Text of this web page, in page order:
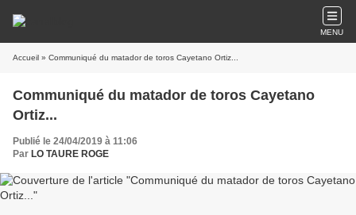
MENU
Accueil » Communiqué du matador de toros Cayetano Ortiz...
Communiqué du matador de toros Cayetano
Ortiz...
Publié le 24/04/2019 à 11:06
Par LO TAURE ROGE